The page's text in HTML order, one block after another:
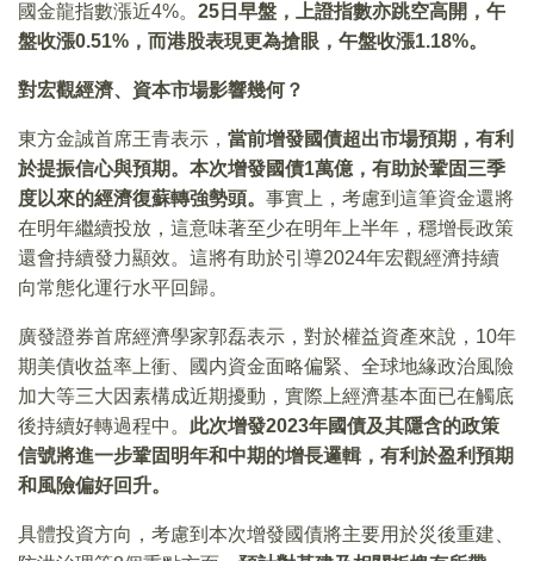
國金龍指數漲近4%。 25日早盤，上證指數亦跳空高開，午
盤收漲0.51%，而港股表現更為搶眼，午盤收漲1.18%。
對宏觀經濟、資本市場影響幾何？
東方金誠首席王青表示， 當前增發國債超出市場預期，有利
於提振信心與預期。本次增發國債1萬億，有助於鞏固三季
度以來的經濟復蘇轉強勢頭。 事實上，考慮到這筆資金還將
在明年繼續投放，這意味著至少在明年上半年，穩增長政策
還會持續發力顯效。這將有助於引導2024年宏觀經濟持續
向常態化運行水平回歸。
廣發證券首席經濟學家郭磊表示，對於權益資產來說，10年
期美債收益率上衝、國内資金面略偏緊、全球地緣政治風險
加大等三大因素構成近期擾動，實際上經濟基本面已在觸底
後持續好轉過程中。 此次增發2023年國債及其隱含的政策
信號將進一步鞏固明年和中期的增長邏輯，有利於盈利預期
和風險偏好回升。
具體投資方向，考慮到本次增發國債將主要用於災後重建、